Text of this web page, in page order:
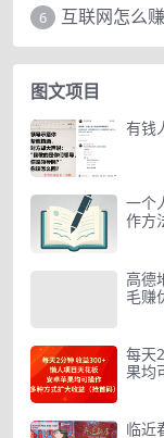
6 互联网怎么
图文项目
有钱
一个
作方
高德
毛赚
每天
果均
临近